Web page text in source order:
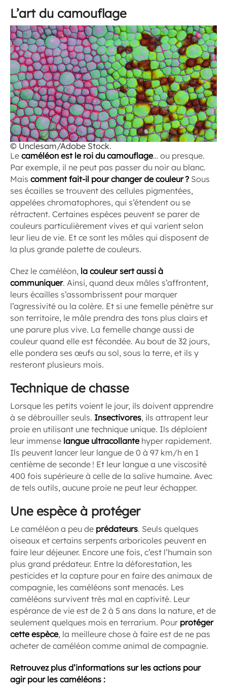
L’art du camouflage
© Unclesam/Adobe Stock.
Le caméléon est le roi du camouflage… ou presque.
Par exemple, il ne peut pas passer du noir au blanc.
Mais comment fait-il pour changer de couleur ? Sous
ses écailles se trouvent des cellules pigmentées,
appelées chromatophores, qui s’étendent ou se
rétractent. Certaines espèces peuvent se parer de
couleurs particulièrement vives et qui varient selon
leur lieu de vie. Et ce sont les mâles qui disposent de
la plus grande palette de couleurs.
Chez le caméléon, la couleur sert aussi à
communiquer. Ainsi, quand deux mâles s’affrontent,
leurs écailles s’assombrissent pour marquer
l’agressivité ou la colère. Et si une femelle pénètre sur
son territoire, le mâle prendra des tons plus clairs et
une parure plus vive. La femelle change aussi de
couleur quand elle est fécondée. Au bout de 32 jours,
elle pondera ses œufs au sol, sous la terre, et ils y
resteront plusieurs mois.
Technique de chasse
Lorsque les petits voient le jour, ils doivent apprendre
à se débrouiller seuls. Insectivores, ils attrapent leur
proie en utilisant une technique unique. Ils déploient
leur immense langue ultracollantehyper rapidement.
Ils peuvent lancer leur langue de 0 à 97 km/h en 1
centième de seconde ! Et leur langue a une viscosité
400 fois supérieure à celle de la salive humaine. Avec
de tels outils, aucune proie ne peut leur échapper.
Une espèce à protéger
Le caméléon a peu de prédateurs. Seuls quelques
oiseaux et certains serpents arboricoles peuvent en
faire leur déjeuner. Encore une fois, c’est l’humain son
plus grand prédateur. Entre la déforestation, les
pesticides et la capture pour en faire des animaux de
compagnie, les caméléons sont menacés. Les
caméléons survivent très mal en captivité. Leur
espérance de vie est de 2 à 5 ans dans la nature, et de
seulement quelques mois en terrarium. Pour protéger
cette espèce, la meilleure chose à faire est de ne pas
acheter de caméléon comme animal de compagnie.
Retrouvez plus d’informations sur les actions pour
agir pour les caméléons :